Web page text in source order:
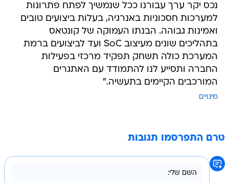
נכס יקר ערך עבורנו ככל שנמשיך לפתח פתרונות
למערכות חסכוניות באנרגיה, בעלות ביצועים טובים
ואמינות גבוהה. הבנתו העמוקה של קונטאס
בתהליכים שונים מעיצוב SoC ועד לביצועים ברמת
המערכת כולה תשחק תפקיד מרכזי בפעילות
החברה ותסייע לנו להתמודד עם האתגרים
המורכבים הקיימים בתעשיה."
מינויים
טרם התפרסמו תגובות